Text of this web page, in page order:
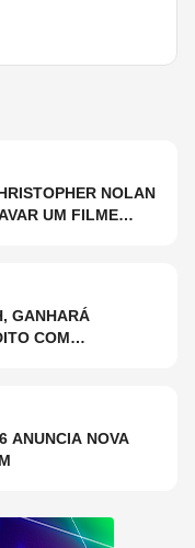
NOLAN
UM FILME
GANHARÁ
COM
ANUNCIA NOVA